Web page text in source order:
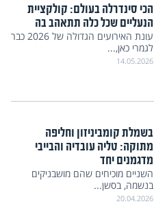
הכי סינדרלה בעולם: קולקציית
הנעליים שכל כלה תתאהב בה
עונת האירועים הגדולה של 2026 כבר
לגמרי כאן,...
14.05.2026
בשמלת קומביניזון וחליפה
מתוקה: טליה עובדיה והבייבי
מדגמנים יחד
השניים מוכיחים שהם מושבניקים
בנשמה, בסשן...
20.04.2026